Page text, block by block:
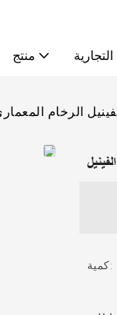
منتج
الرخام
كمية: